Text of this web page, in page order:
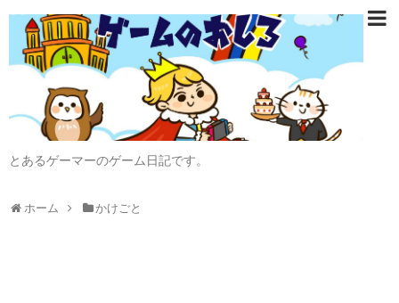
とあるゲーマーのゲーム日記です。
ホーム かけごと